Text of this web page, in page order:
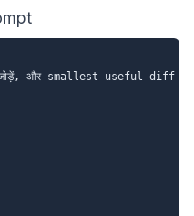
और smallest useful diff से